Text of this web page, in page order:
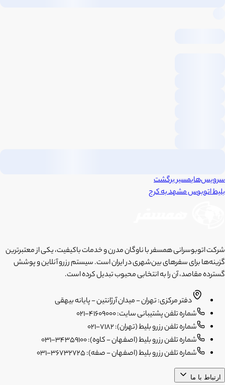
سرویس‌هایمسیر برگشت
بلیط اتوبوسمشهدبهکرج
شرکت اتوبوسرانی همسفر با ناوگان مدرن و خدمات باکیفیت، یکی از معتبرترین
گزینه‌ها برای سفرهای بین‌شهری در ایران است. سیستم رزرو آنلاین و پوشش
گسترده مقاصد، آن را به انتخابی محبوب تبدیل کرده است.
دفتر مرکزی: تهران - میدان آرژانتین - پایانه بیهقی
شماره تلفن پشتیبانی سایت: 41609000-021
شماره تلفن رزرو بلیط (تهران): 7182-021
شماره تلفن رزرو بلیط (اصفهان - کاوه): 34359100-031
شماره تلفن رزرو بلیط (اصفهان - صفه): 36732725-031
ارتباط با ما